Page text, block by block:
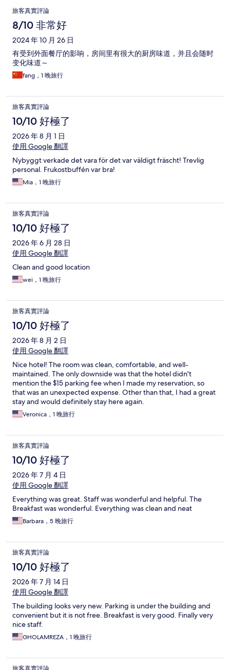
評
論
旅客真實評論
8/10 非常好
2024 年 10 月 26 日
有受到外面餐厅的影响，房间里有很大的厨房味道，并且会随时
变化味道～
fang，1 晚旅行
旅客真實評論
10/10 好極了
2026 年 8 月 1 日
使用 Google 翻譯
Nybyggt verkade det vara för det var väldigt fräscht! Trevlig
personal. Frukostbuffén var bra!
Mia，1 晚旅行
旅客真實評論
10/10 好極了
2026 年 6 月 28 日
使用 Google 翻譯
Clean and good location
wei，1 晚旅行
旅客真實評論
10/10 好極了
2026 年 8 月 2 日
使用 Google 翻譯
Nice hotel! The room was clean, comfortable, and well-
maintained. The only downside was that the hotel didn't
mention the $15 parking fee when I made my reservation, so
that was an unexpected expense. Other than that, I had a great
stay and would definitely stay here again.
Veronica，1 晚旅行
旅客真實評論
10/10 好極了
2026 年 7 月 4 日
使用 Google 翻譯
Everything was great. Staff was wonderful and helpful. The
Breakfast was wonderful. Everything was clean and neat
Barbara，5 晚旅行
旅客真實評論
10/10 好極了
2026 年 7 月 14 日
使用 Google 翻譯
The building looks very new. Parking is under the building and
convenient but it is not free. Breakfast is very good. Finally very
nice staff.
GHOLAMREZA，1 晚旅行